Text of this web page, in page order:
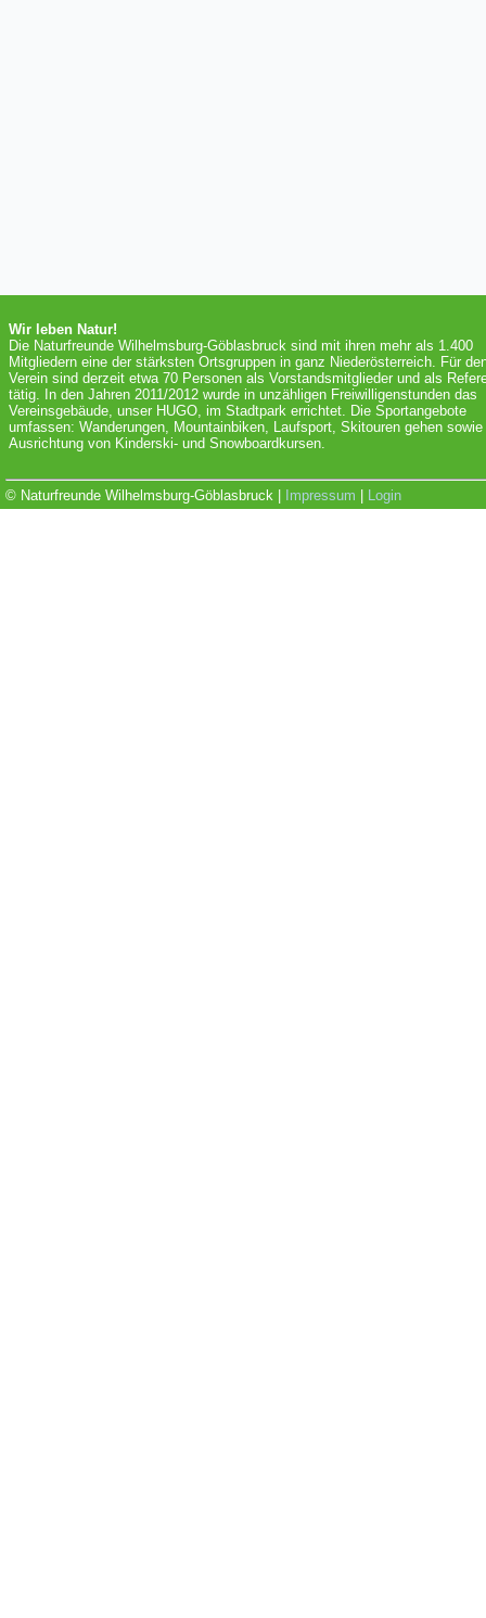
Wir leben Natur!
Die Naturfreunde Wilhelmsburg-Göblasbruck sind mit ihren mehr als 1.400
Mitgliedern eine der stärksten Ortsgruppen in ganz Niederösterreich. Für
Verein sind derzeit etwa 70 Personen als Vorstandsmitglieder und als
tätig. In den Jahren 2011/2012 wurde in unzähligen Freiwilligenstunden das
Vereinsgebäude, unser HUGO, im Stadtpark errichtet. Die Sportangebote
umfassen: Wanderungen, Mountainbiken, Laufsport, Skitouren gehen sowie
Ausrichtung von Kinderski- und Snowboardkursen.
© Naturfreunde Wilhelmsburg-Göblasbruck | Impressum Login